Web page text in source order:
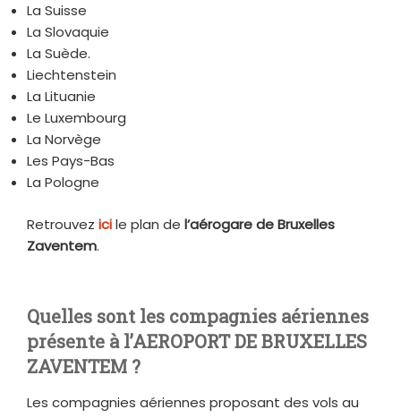
La Suisse
La Slovaquie
La Suède.
Liechtenstein
La Lituanie
Le Luxembourg
La Norvège
Les Pays-Bas
La Pologne
Retrouvez icile plan de l’aérogare de Bruxelles
Zaventem.
Quelles sont les compagnies aériennes
présente à l’AEROPORT DE BRUXELLES
ZAVENTEM ?
Les compagnies aériennes proposant des vols au